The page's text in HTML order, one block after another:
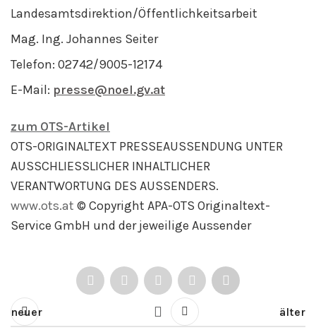
Landesamtsdirektion/Öffentlichkeitsarbeit
Mag. Ing. Johannes Seiter
Telefon: 02742/9005-12174
E-Mail: presse@noel.gv.at
zum OTS-Artikel
OTS-ORIGINALTEXT PRESSEAUSSENDUNG UNTER
AUSSCHLIESSLICHER INHALTLICHER
VERANTWORTUNG DES AUSSENDERS.
www.ots.at © Copyright APA-OTS Originaltext-
Service GmbH und der jeweilige Aussender
neuer älter